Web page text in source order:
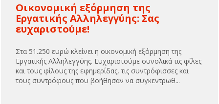
Οικονομική εξόρμηση της
Εργατικής Αλληλεγγύης: Σας
ευχαριστούμε!
Στα 51.250 ευρώ κλείνει η οικονομική εξόρμηση της
Εργατικής Αλληλεγγύης. Ευχαριστούμε συνολικά τις φίλες
και τους φίλους της εφημερίδας, τις συντρόφισσες και
τους συντρόφους που βοήθησαν να συγκεντρωθ...